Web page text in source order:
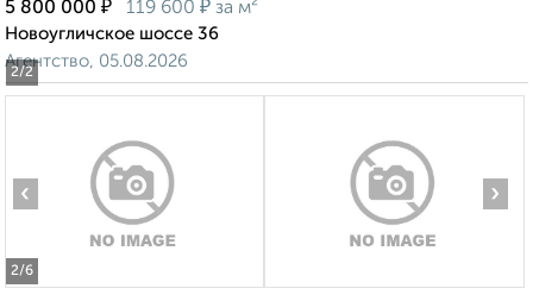
2/2
5 800 000 ₽ 119 600 ₽ за м²
Новоугличское шоссе 36
Агентство, 05.08.2026
2/6
‹ ›